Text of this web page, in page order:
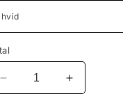
Reducer
antallet
Øg
antallet